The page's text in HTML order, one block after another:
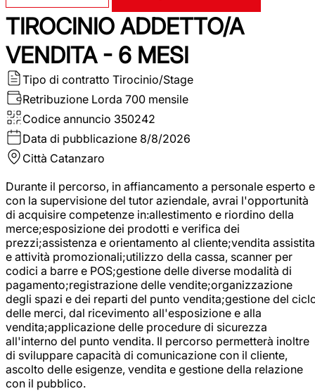
TIROCINIO ADDETTO/A
VENDITA - 6 MESI
Tipo di contratto Tirocinio/Stage
Retribuzione Lorda 700 mensile
Codice annuncio 350242
Data di pubblicazione 8/8/2026
Città Catanzaro
Durante il percorso, in affiancamento a personale esperto e
con la supervisione del tutor aziendale, avrai l'opportunità
di acquisire competenze in:allestimento e riordino della
merce;esposizione dei prodotti e verifica dei
prezzi;assistenza e orientamento al cliente;vendita assistita
e attività promozionali;utilizzo della cassa, scanner per
codici a barre e POS;gestione delle diverse modalità di
pagamento;registrazione delle vendite;organizzazione
degli spazi e dei reparti del punto vendita;gestione del
delle merci, dal ricevimento all'esposizione e alla
vendita;applicazione delle procedure di sicurezza
all'interno del punto vendita. Il percorso permetterà inoltre
di sviluppare capacità di comunicazione con il cliente,
ascolto delle esigenze, vendita e gestione della relazione
con il pubblico.